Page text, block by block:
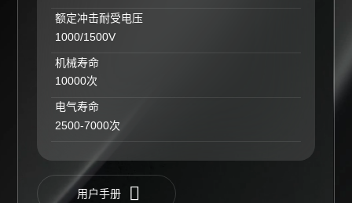
额定冲击耐受电压
1000/1500V
机械寿命
10000次
电气寿命
2500-7000次
用户手册